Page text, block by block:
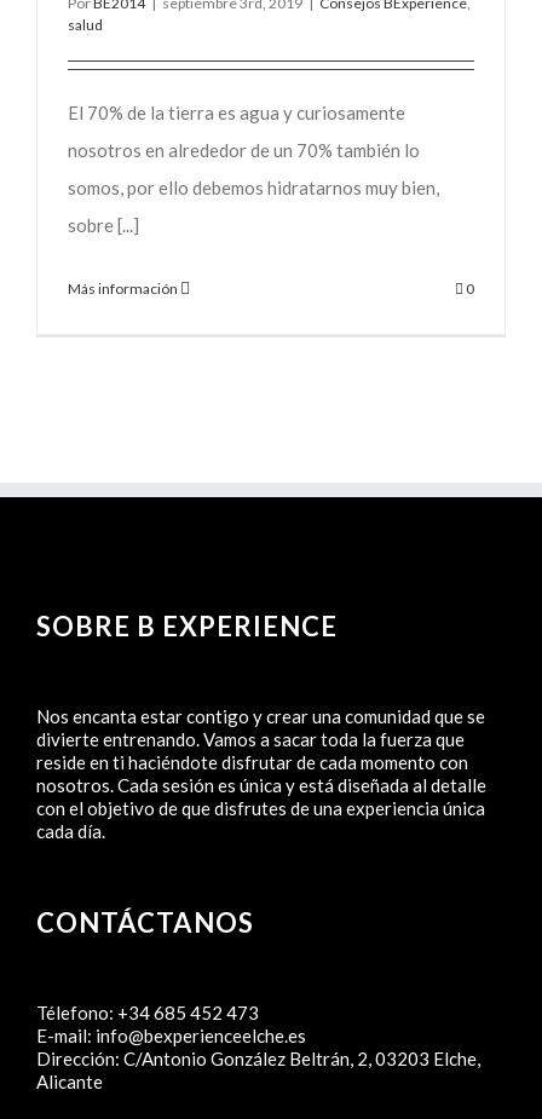
salud
El 70% de la tierra es agua y curiosamente
nosotros en alrededor de un 70% también lo
somos, por ello debemos hidratarnos muy bien,
sobre [...]
Más información 0
SOBRE B EXPERIENCE
Nos encanta estar contigo y crear una comunidad que se
divierte entrenando. Vamos a sacar toda la fuerza que
reside en ti haciéndote disfrutar de cada momento con
nosotros. Cada sesión es única y está diseñada al detalle
con el objetivo de que disfrutes de una experiencia única
cada día.
CONTÁCTANOS
Télefono: +34 685 452 473
E-mail: info@bexperienceelche.es
Dirección: C/Antonio González Beltrán, 2, 03203 Elche,
Alicante